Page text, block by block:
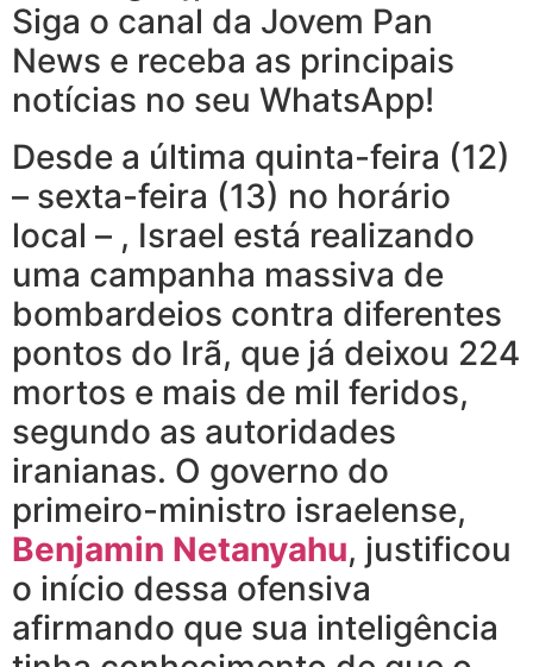
Siga o canal da Jovem Pan
News e receba as principais
notícias no seu WhatsApp!
Desde a última quinta-feira (12)
– sexta-feira (13) no horário
local – , Israel está realizando
uma campanha massiva de
bombardeios contra diferentes
pontos do Irã, que já deixou 224
mortos e mais de mil feridos,
segundo as autoridades
iranianas. O governo do
primeiro-ministro israelense,
Benjamin Netanyahu, justificou
o início dessa ofensiva
afirmando que sua inteligência